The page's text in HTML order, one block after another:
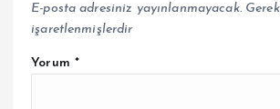
E-posta adresiniz yayınlanmayacak.
işaretlenmişlerdir
Yorum *